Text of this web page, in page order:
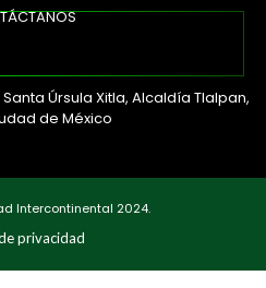
Úrsula Xitla, Alcaldía Tlalpan,
de México
Intercontinental 2024.
privacidad